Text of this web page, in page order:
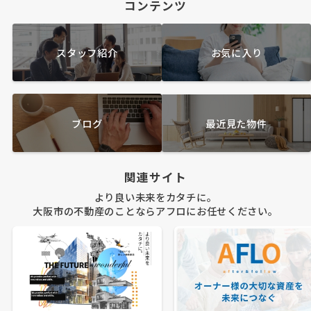
コンテンツ
スタッフ紹介 お気に入り
ブログ 最近見た物件
関連サイト
より良い未来をカタチに。
大阪市の不動産のことならアフロにお任せください。